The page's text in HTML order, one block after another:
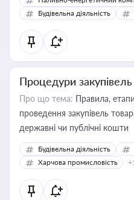
Будівельна діяльність
Процедури закупівель
Про що тема: Правила,
проведення закупівель
державні чи публічні кошти
Будівельна діяльність
Харчова промисловість